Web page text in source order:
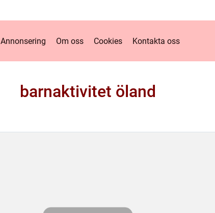
Annonsering Om oss Cookies Kontakta oss
barnaktivitet öland